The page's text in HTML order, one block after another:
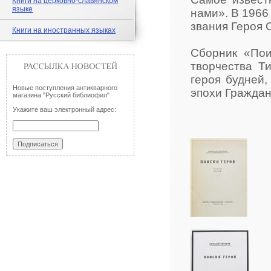
языке
Книги на иностранных языках
Новые поступления антикварного
магазина "Русский библиофил"
Укажите ваш электронный адрес:
нами». В 1966
звания Героя
Сборник
творчества
героя
эпохи